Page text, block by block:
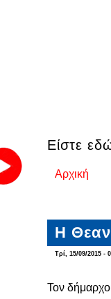
Είστε
Αρχική
Η
Τρί, 15/09/2015 -
Τον